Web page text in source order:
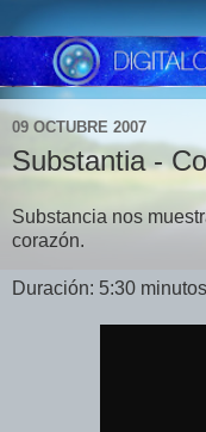
09 OCTUBRE 2007
Substantia -
Substancia nos
corazón.
Duración: 5:30 minutos